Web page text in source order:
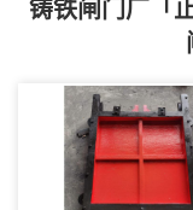
铸铁闸门厂「